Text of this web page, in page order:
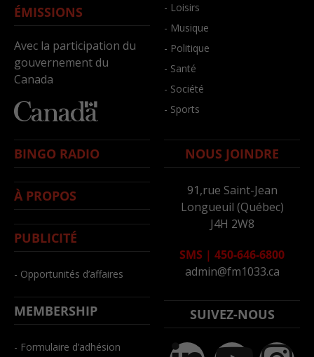
ÉMISSIONS
Avec la participation du
gouvernement du
Canada
- Loisirs
- Musique
- Politique
- Santé
- Société
- Sports
BINGO RADIO
À PROPOS
PUBLICITÉ
- Opportunités d’affaires
MEMBERSHIP
- Formulaire d’adhésion
NOUS JOINDRE
91,rue Saint-Jean
Longueuil (Québec)
J4H 2W8
SMS | 450-646-6800
admin@fm1033.ca
SUIVEZ-NOUS